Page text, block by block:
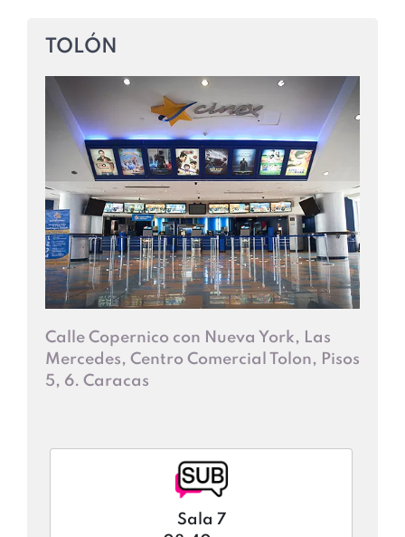
TOLÓN
Calle Copernico con Nueva York, Las
Mercedes, Centro Comercial Tolon, Pisos
5, 6. Caracas
Sala 7